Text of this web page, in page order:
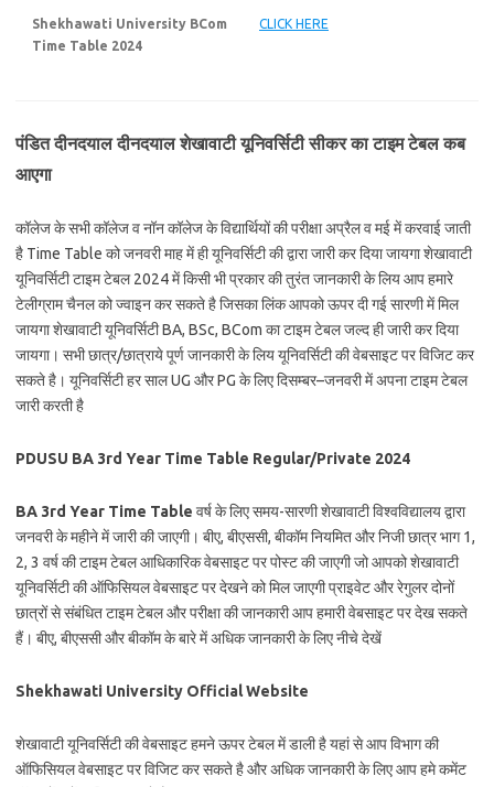
Shekhawati University BCom
Time Table 2024
CLICK HERE
पंडित दीनदयाल दीनदयाल शेखावाटी यूनिवर्सिटी सीकर का टाइम टेबल कब
आएगा
कॉलेज के सभी कॉलेज व नॉन कॉलेज के विद्यार्थियों की परीक्षा अप्रैल व मई में करवाई जाती
है Time Table को जनवरी माह में ही यूनिवर्सिटी की द्वारा जारी कर दिया जायगा शेखावाटी
यूनिवर्सिटी टाइम टेबल 2024 में किसी भी प्रकार की तुरंत जानकारी के लिय आप हमारे
टेलीग्राम चैनल को ज्वाइन कर सकते है जिसका लिंक आपको ऊपर दी गई सारणी में मिल
जायगा शेखावाटी यूनिवर्सिटी BA, BSc, BCom का टाइम टेबल जल्द ही जारी कर दिया
जायगा। सभी छात्र/छात्राये पूर्ण जानकारी के लिय यूनिवर्सिटी की वेबसाइट पर विजिट कर
सकते है। यूनिवर्सिटी हर साल UG और PG के लिए दिसम्बर–जनवरी में अपना टाइम टेबल
जारी करती है
PDUSU BA 3rd Year Time Table Regular/Private 2024
BA 3rd Year Time Table वर्ष के लिए समय-सारणी शेखावाटी विश्वविद्यालय द्वारा
जनवरी के महीने में जारी की जाएगी। बीए, बीएससी, बीकॉम नियमित और निजी छात्र भाग 1,
2, 3 वर्ष की टाइम टेबल आधिकारिक वेबसाइट पर पोस्ट की जाएगी जो आपको शेखावाटी
यूनिवर्सिटी की ऑफिसियल वेबसाइट पर देखने को मिल जाएगी प्राइवेट और रेगुलर दोनों
छात्रों से संबंधित टाइम टेबल और परीक्षा की जानकारी आप हमारी वेबसाइट पर देख सकते
हैं। बीए, बीएससी और बीकॉम के बारे में अधिक जानकारी के लिए नीचे देखें
Shekhawati University Official Website
शेखावाटी यूनिवर्सिटी की वेबसाइट हमने ऊपर टेबल में डाली है यहां से आप विभाग की
ऑफिसियल वेबसाइट पर विजिट कर सकते है और अधिक जानकारी के लिए आप हमे कमेंट